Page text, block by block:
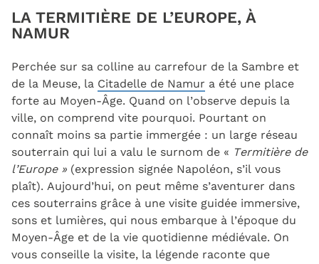
LA TERMITIÈRE DE L’EUROPE, À
NAMUR
Perchée sur sa colline au carrefour de la Sambre et
de la Meuse, la Citadelle de Namur a été une place
forte au Moyen-Âge. Quand on l’observe depuis la
ville, on comprend vite pourquoi. Pourtant on
connaît moins sa partie immergée : un large réseau
souterrain qui lui a valu le surnom de « Termitière de
l’Europe » (expression signée Napoléon, s’il vous
plaît). Aujourd’hui, on peut même s’aventurer dans
ces souterrains grâce à une visite guidée immersive,
sons et lumières, qui nous embarque à l’époque du
Moyen-Âge et de la vie quotidienne médiévale. On
vous conseille la visite, la légende raconte que